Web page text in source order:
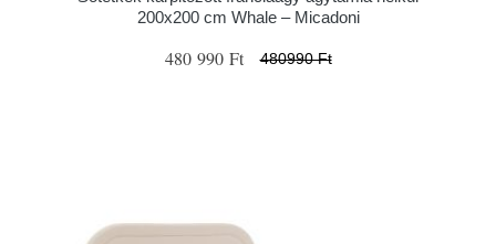
200x200 cm Whale – Micadoni
480 990 Ft 480990 Ft